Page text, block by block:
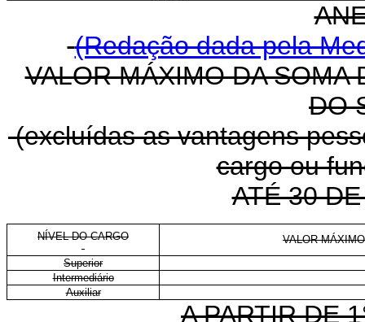
(Redação dada pela
VALOR MÁXIMO DA SOMA
DO
(excluídas as vantagens
cargo ou
ATÉ 30
NÍVEL DO CARGO
VALOR
Superior
Intermediário
Auxiliar
A PARTIR DE